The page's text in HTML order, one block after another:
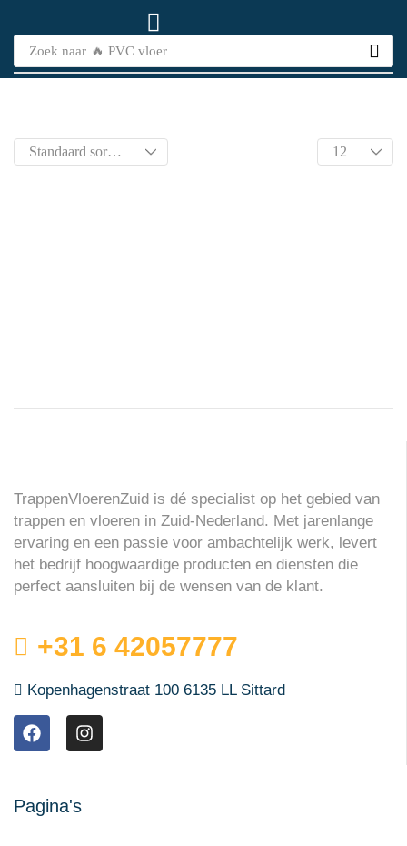
Zoek naar 🔥 PVC vloer
TrappenVloerenZuid is dé specialist op het gebied van
trappen en vloeren in Zuid-Nederland. Met jarenlange
ervaring en een passie voor ambachtelijk werk, levert
het bedrijf hoogwaardige producten en diensten die
perfect aansluiten bij de wensen van de klant.
+31 6 42057777
Kopenhagenstraat 100 6135 LL Sittard
Pagina's